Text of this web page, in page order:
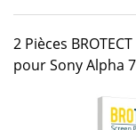
2 Pièces
pour Sony Alpha